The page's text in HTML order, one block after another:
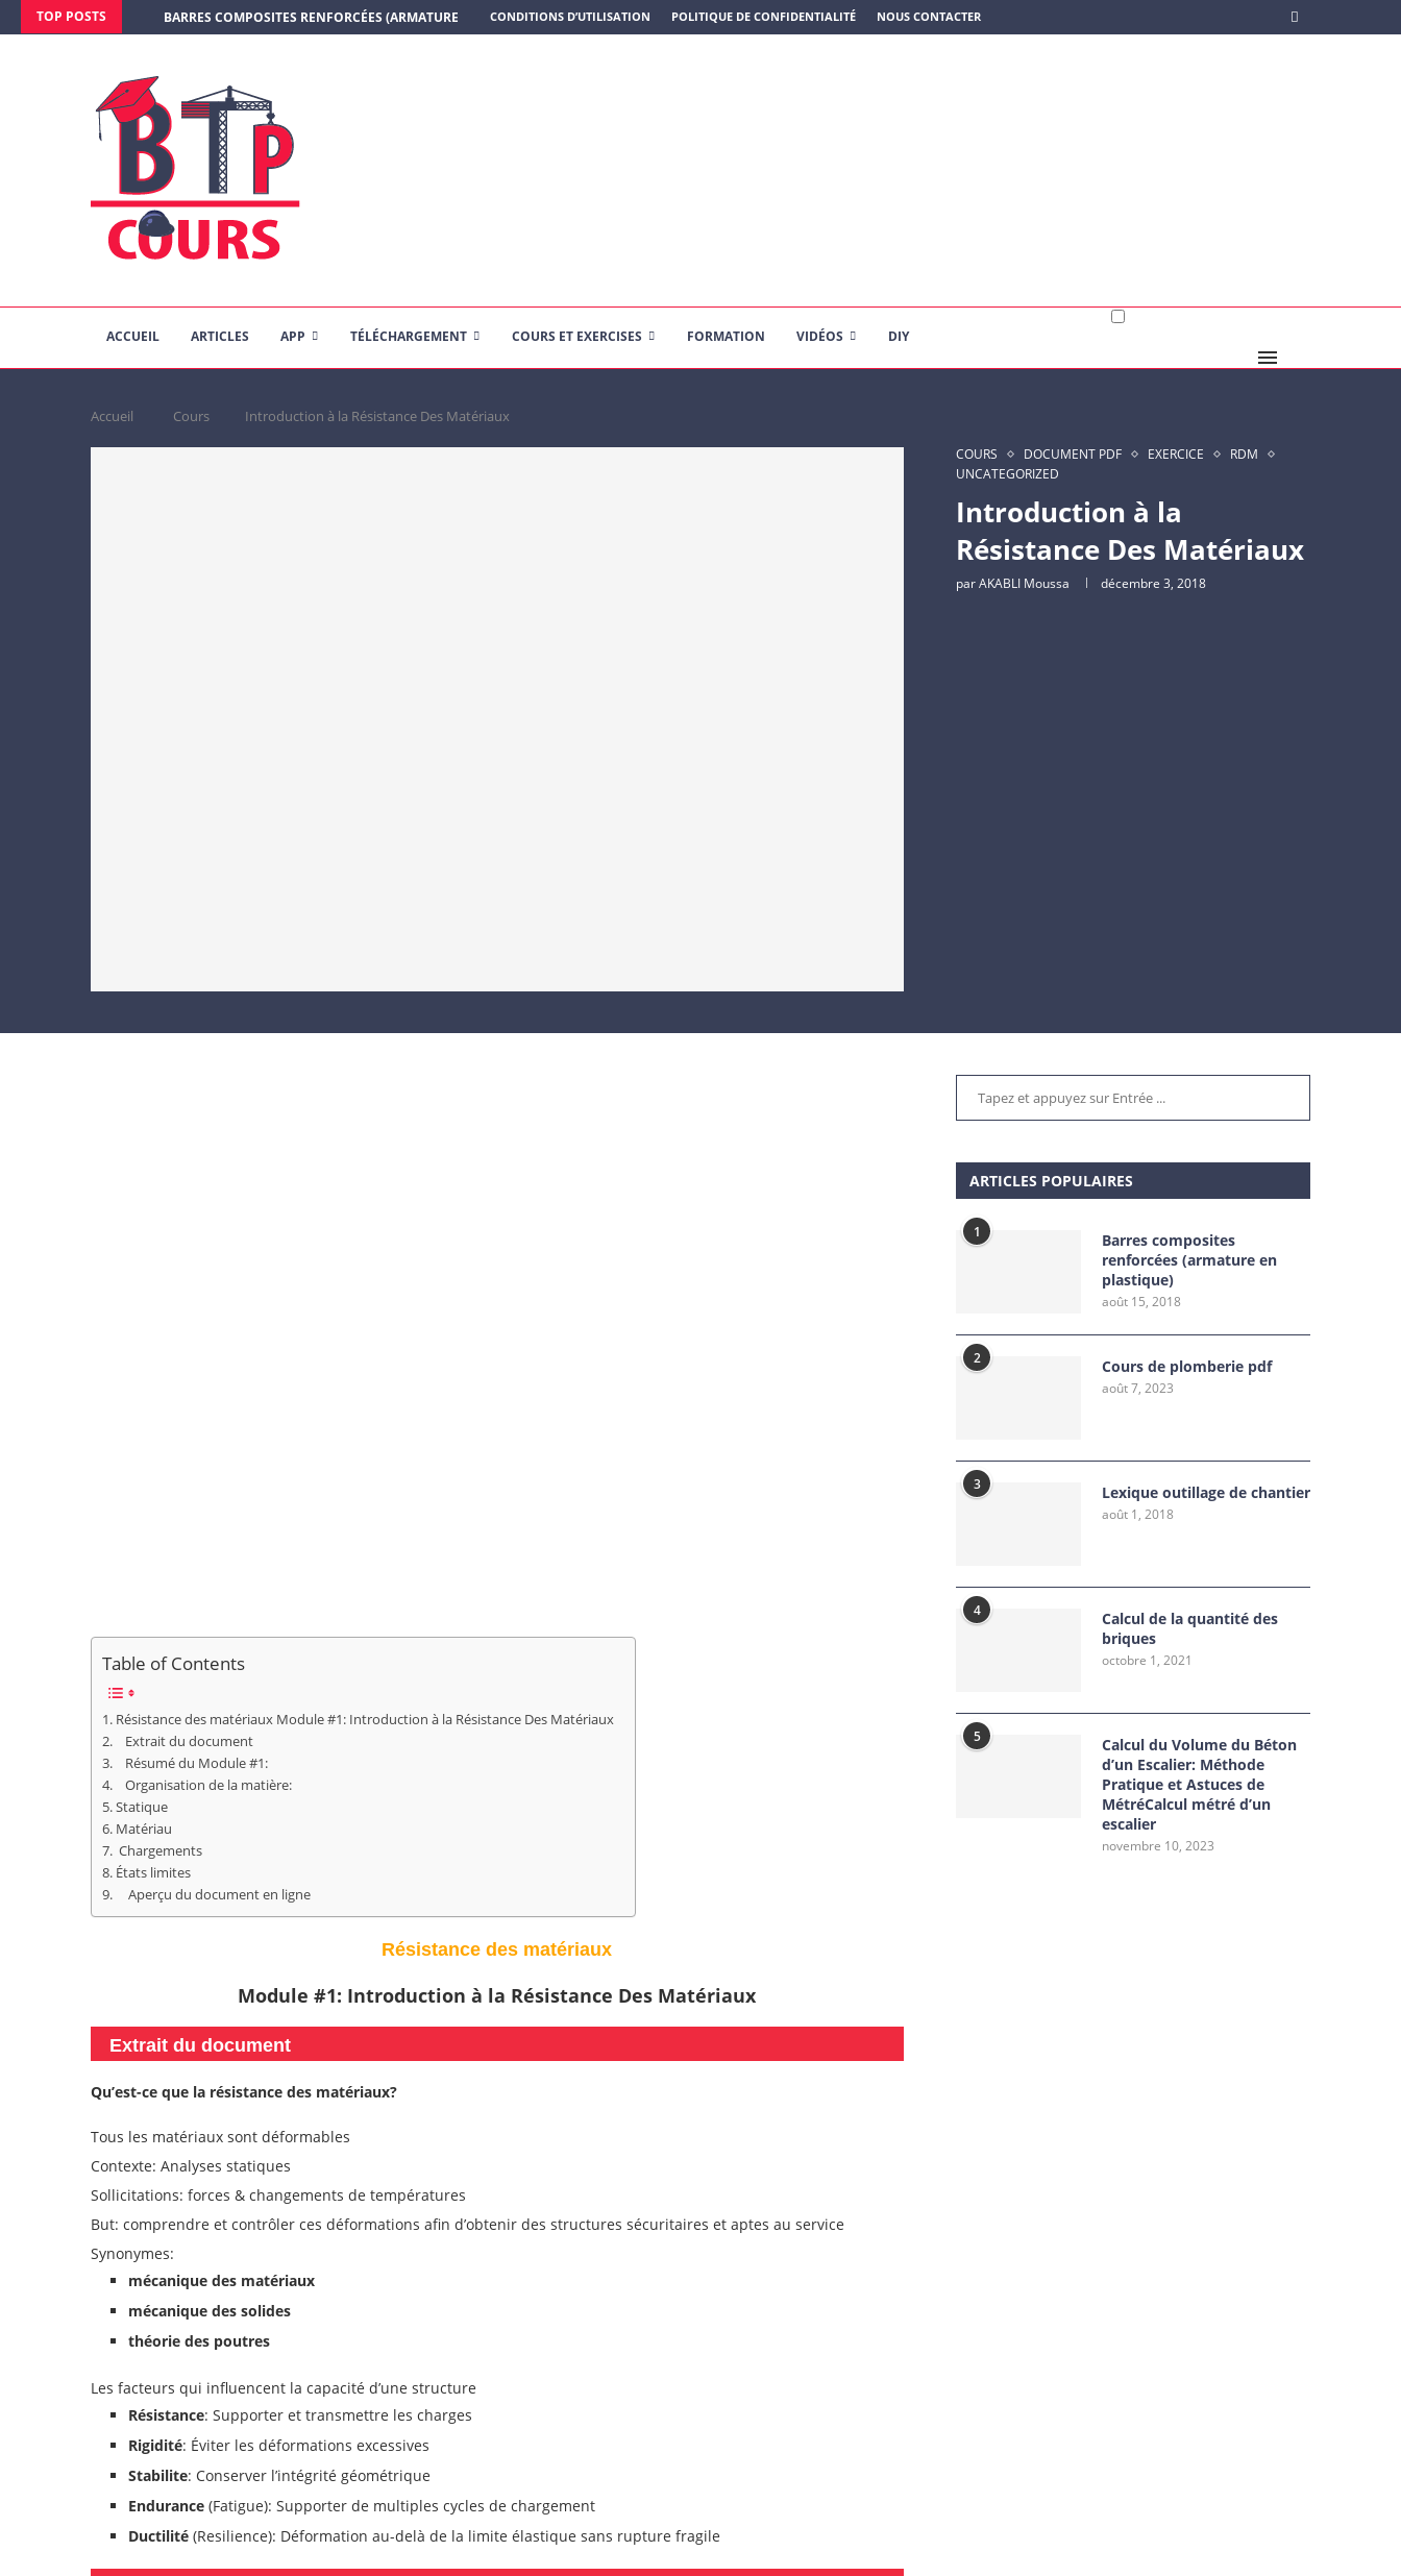
TOP POSTS BARRES COMPOSITES RENFORCÉES (ARMATURE EN PLASTIQUE)CONDITIONS D’UTILISATION POLITIQUE DE CONFIDENTIALITÉ NOUS CONTACTER
ACCUEIL ARTICLES APP TÉLÉCHARGEMENT COURS ET EXERCISES FORMATION VIDÉOS DIY
Accueil Cours Introduction à la Résistance Des Matériaux
COURS DOCUMENT PDF EXERCICE
RDM
UNCATEGORIZED
Introduction à la
Résistance Des Matériaux
parAKABLI Moussa décembre 3, 2018
Table of Contents
Résistance des matériaux Module #1: Introduction à la Résistance Des Matériaux
Extrait du document
Résumé du Module #1:
Organisation de la matière:
Statique
Matériau
Chargements
États limites
Aperçu du document en ligne
Résistance des matériaux
Module #1: Introduction à la Résistance Des Matériaux
Extrait du document
Qu’est-ce que la résistance des matériaux?
Tous les matériaux sont déformables
Contexte: Analyses statiques
Sollicitations: forces & changements de températures
But: comprendre et contrôler ces déformations afin d’obtenir des structures sécuritaires et aptes au service
Synonymes:
mécanique des matériaux
mécanique des solides
théorie des poutres
Les facteurs qui influencent la capacité d’une structure
Résistance: Supporter et transmettre les charges
Rigidité: Éviter les déformations excessives
Stabilite: Conserver l’intégrité géométrique
Endurance (Fatigue): Supporter de multiples cycles de chargement
Ductilité (Resilience): Déformation au-delà de la limite élastique sans rupture fragile
ARTICLES POPULAIRES
1
Barres composites
renforcées (armature en
plastique)
août 15, 2018
2 Cours de plomberie pdf
août 7, 2023
3 Lexique outillage de chantier
août 1, 2018
4
Calcul de la quantité des
briques
octobre 1, 2021
5
Calcul du Volume du Béton
d’un Escalier: Méthode
Pratique et Astuces de
MétréCalcul métré d’un
escalier
novembre 10, 2023